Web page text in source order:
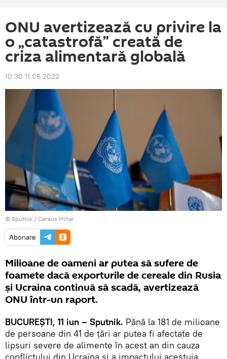
ONU avertizează cu privire la
o „catastrofă” creată de
criza alimentară globală
10:30 11.06.2022
© Sputnik / Caraus Mihai
Abonare
Milioane de oameni ar putea să sufere de
foamete dacă exporturile de cereale din Rusia
și Ucraina continuă să scadă, avertizează
ONU într-un raport.
BUCUREŞTI, 11 iun – Sputnik. Până la 181 de milioane
de persoane din 41 de țări ar putea fi afectate de
lipsuri severe de alimente în acest an din cauza
conflictului din Ucraina și a impactului acestuia